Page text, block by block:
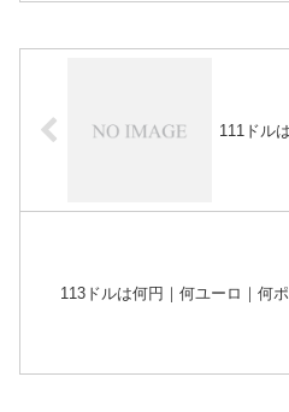
111ドル
113ドルは何円｜何ユーロ｜何